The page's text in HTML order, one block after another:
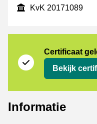
KvK
KvK 20171089
Certificaat
Bekijk
Informatie